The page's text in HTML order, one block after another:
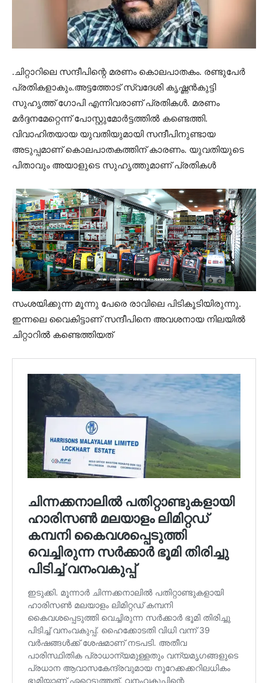
.ചിറ്റാറിലെ സന്ദീപിന്റെ മരണം കൊലപാതകം. രണ്ടുപേർ
പ്രതികളാകും.അട്ടത്തോട് സ്വദേശി കൃഷ്ണൻകുട്ടി
സുഹൃത്ത് ഗോപി എന്നിവരാണ് പ്രതികൾ. മരണം
മർദ്ദനമേറ്റെന്ന് പോസ്റ്റുമോര്‍ട്ടത്തിൽ കണ്ടെത്തി.
വിവാഹിതയായ യുവതിയുമായി സന്ദീപിനുണ്ടായ
അടുപ്പമാണ് കൊലപാതകത്തിന് കാരണം. യുവതിയുടെ
പിതാവും അയാളുടെ സുഹൃത്തുമാണ് പ്രതികള്‍
സംശയിക്കുന്ന മൂന്നു പേരെ രാവിലെ പിടികൂടിയിരുന്നു.
ഇന്നലെ വൈകിട്ടാണ് സന്ദീപിനെ അവശനായ നിലയിൽ
ചിറ്റാറിൽ കണ്ടെത്തിയത്